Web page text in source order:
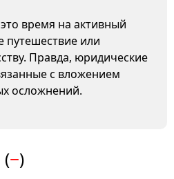
время на активный
путешествие или
Правда, юридические
с вложением
осложнений.
−)